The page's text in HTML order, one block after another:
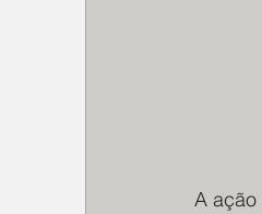
A ação